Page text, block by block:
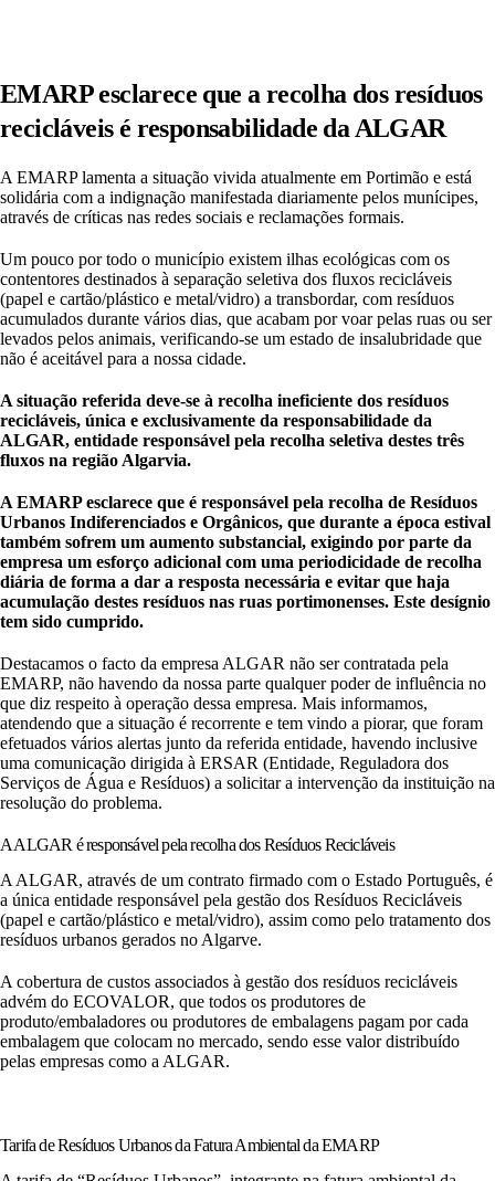
EMARP esclarece que a recolha dos resíduos
recicláveis é responsabilidade da ALGAR
A EMARP lamenta a situação vivida atualmente em Portimão e está
solidária com a indignação manifestada diariamente pelos munícipes,
através de críticas nas redes sociais e reclamações formais.
Um pouco por todo o município existem ilhas ecológicas com os
contentores destinados à separação seletiva dos fluxos recicláveis
(papel e cartão/plástico e metal/vidro) a transbordar, com resíduos
acumulados durante vários dias, que acabam por voar pelas ruas ou ser
levados pelos animais, verificando-se um estado de insalubridade que
não é aceitável para a nossa cidade.
A situação referida deve-se à recolha ineficiente dos resíduos
recicláveis, única e exclusivamente da responsabilidade da
ALGAR, entidade responsável pela recolha seletiva destes três
fluxos na região Algarvia.
A EMARP esclarece que é responsável pela recolha de Resíduos
Urbanos Indiferenciados e Orgânicos, que durante a época estival
também sofrem um aumento substancial, exigindo por parte da
empresa um esforço adicional com uma periodicidade de recolha
diária de forma a dar a resposta necessária e evitar que haja
acumulação destes resíduos nas ruas portimonenses. Este desígnio
tem sido cumprido.
Destacamos o facto da empresa ALGAR não ser contratada pela
EMARP, não havendo da nossa parte qualquer poder de influência no
que diz respeito à operação dessa empresa. Mais informamos,
atendendo que a situação é recorrente e tem vindo a piorar, que foram
efetuados vários alertas junto da referida entidade, havendo inclusive
uma comunicação dirigida à ERSAR (Entidade, Reguladora dos
Serviços de Água e Resíduos) a solicitar a intervenção da instituição na
resolução do problema.
A ALGAR é responsável pela recolha dos Resíduos Recicláveis
A ALGAR, através de um contrato firmado com o Estado Português, é
a única entidade responsável pela gestão dos Resíduos Recicláveis
(papel e cartão/plástico e metal/vidro), assim como pelo tratamento dos
resíduos urbanos gerados no Algarve.
A cobertura de custos associados à gestão dos resíduos recicláveis
advém do ECOVALOR, que todos os produtores de
produto/embaladores ou produtores de embalagens pagam por cada
embalagem que colocam no mercado, sendo esse valor distribuído
pelas empresas como a ALGAR.
Tarifa de Resíduos Urbanos da Fatura Ambiental da EMARP